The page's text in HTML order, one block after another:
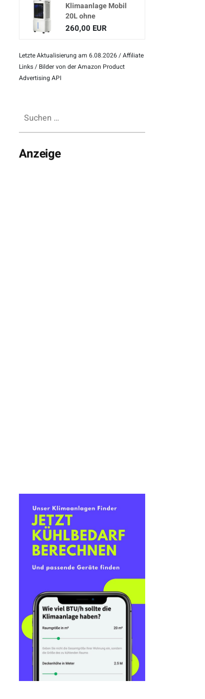
Klimaanlage Mobil
20L ohne
Abluftschlauch
260,00 EUR
Letzte Aktualisierung am 6.08.2026 / Affiliate
Links / Bilder von der Amazon Product
Advertising API
nach:
Anzeige